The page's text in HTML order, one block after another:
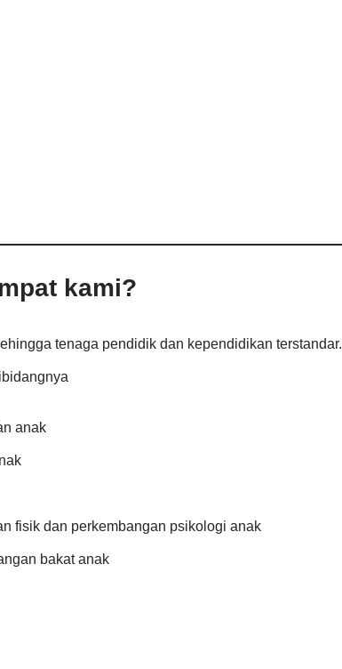
kami?
tenaga pendidik dan kependidikan terstandar.
anak
fisik dan perkembangan psikologi anak
bakat anak